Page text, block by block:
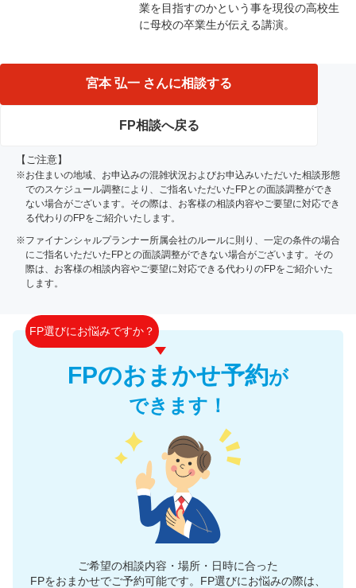
業を目指すのかという事を現役の高校生
に母校の卒業生が伝える講演。
宮本 弘一 さんに相談する
FP相談へ戻る
【ご注意】
※お住まいの地域、お申込みの混雑状況およびお申込みいただいた相談形態
でのスケジュール調整により、ご指名いただいたFPとの面談調整ができ
ない場合がございます。その際は、お客様の相談内容やご要望に対応でき
る代わりのFPをご紹介いたします。
※ファイナンシャルプランナー所属会社のルールに則り、一定の条件の場合
にご指名いただいたFPとの面談調整ができない場合がございます。その
際は、お客様の相談内容やご要望に対応できる代わりのFPをご紹介いた
します。
FP選びにお悩みですか？
FPのおまかせ予約が
できます！
ご希望の相談内容・場所・日時に合った
FPをおまかせでご予約可能です。 FP選びにお悩みの際は、